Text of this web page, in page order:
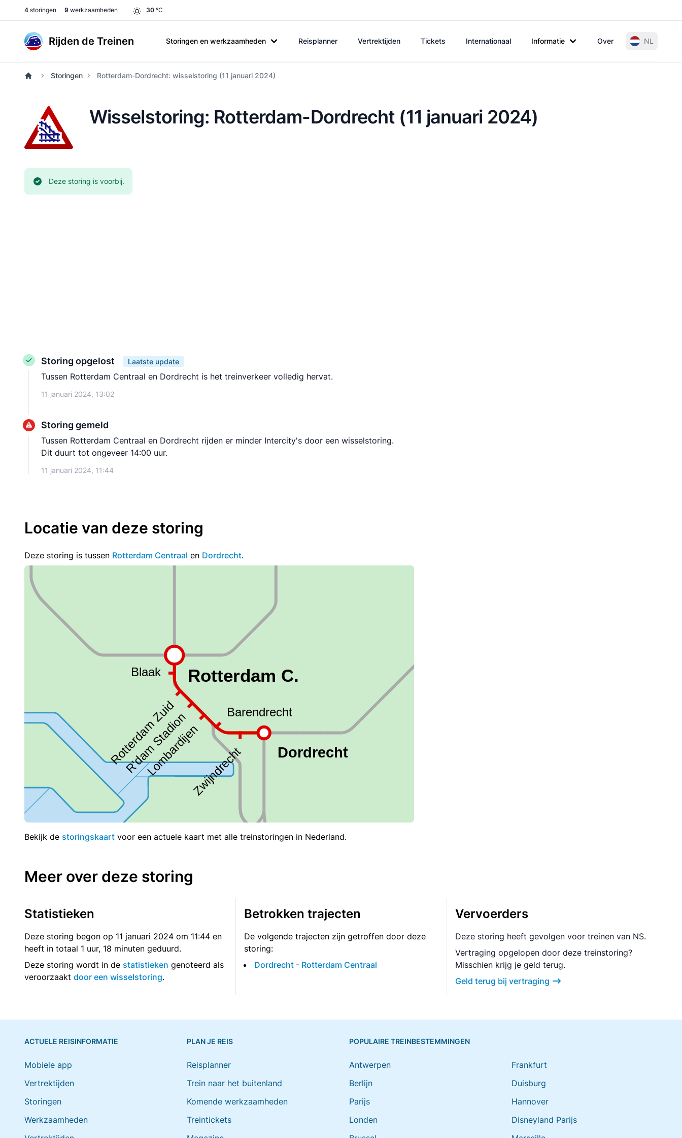
4 storingen 9 werkzaamheden 30 °C
Rijden de Treinen Storingen en werkzaamheden Reisplanner Vertrektijden Tickets Internationaal Informatie Over NL
Storingen Rotterdam-Dordrecht: wisselstoring (11 januari 2024)
Wisselstoring: Rotterdam-Dordrecht (11 januari 2024)
Huidige status:
Deze storing is voorbij.
Storing opgelost Laatste update
Tussen Rotterdam Centraal en Dordrecht is het treinverkeer volledig hervat.
11 januari 2024, 13:02
Storing gemeld
Tussen Rotterdam Centraal en Dordrecht rijden er minder Intercity's door een wisselstoring.
Dit duurt tot ongeveer 14:00 uur.
11 januari 2024, 11:44
Locatie van deze storing
Deze storing is tussen Rotterdam Centraal en Dordrecht.
Bekijk de storingskaart voor een actuele kaart met alle treinstoringen in Nederland.
Meer over deze storing
Statistieken
Deze storing begon op 11 januari 2024 om 11:44 en
heeft in totaal 1 uur, 18 minuten geduurd.
Deze storing wordt in de statistieken genoteerd als
veroorzaakt door een wisselstoring.
Betrokken trajecten
De volgende trajecten zijn getroffen door deze
storing:
Dordrecht - Rotterdam Centraal
Vervoerders
Deze storing heeft gevolgen voor treinen van NS.
Vertraging opgelopen door deze treinstoring?
Misschien krijg je geld terug.
Geld terug bij vertraging
ACTUELE REISINFORMATIE
Mobiele app
Vertrektijden
Storingen
Werkzaamheden
PLAN JE REIS
Reisplanner
Trein naar het buitenland
Komende werkzaamheden
Treintickets
POPULAIRE TREINBESTEMMINGEN
Antwerpen
Berlijn
Parijs
Londen
Frankfurt
Duisburg
Hannover
Disneyland Parijs